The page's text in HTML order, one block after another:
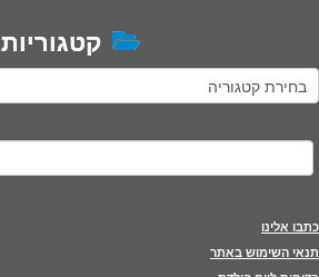
קטגוריות
קטגוריות
חיפוש:
כתבו אלינו
תנאי השימוש באתר